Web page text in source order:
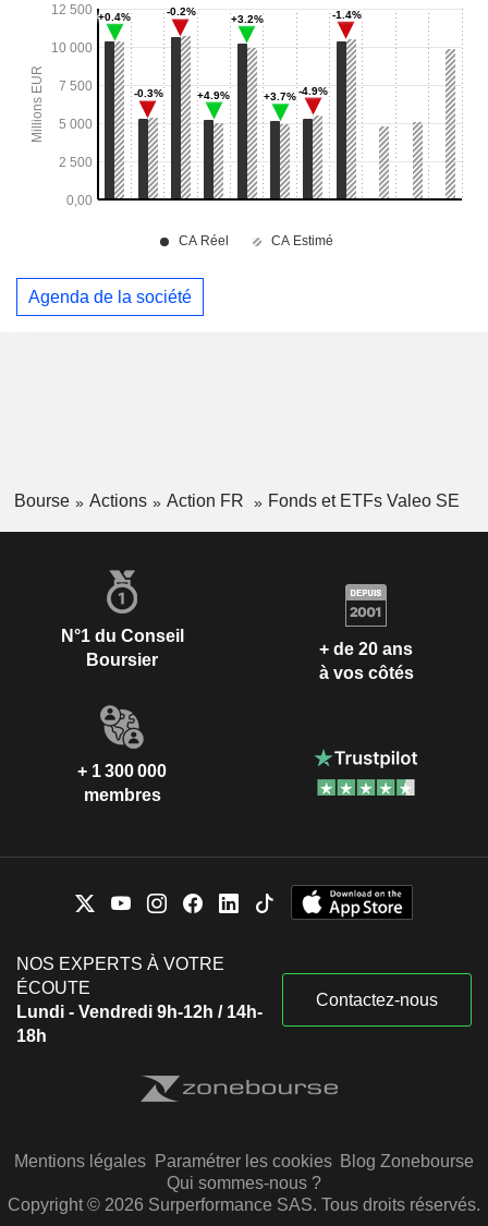
Agenda de la société
Bourse Actions Action FR Fonds et ETFs Valeo SE
N°1 du Conseil
Boursier
+ de 20 ans
à vos côtés
+ 1 300 000
membres
NOS EXPERTS À VOTRE
ÉCOUTE
Lundi - Vendredi 9h-12h / 14h-
18h
Contactez-nous
Mentions légales Paramétrer les cookies Blog Zonebourse
Qui sommes-nous ?
Copyright © 2026 Surperformance SAS. Tous droits réservés.